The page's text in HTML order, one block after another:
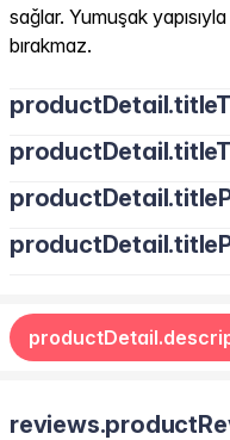
sağlar. Yumuşak
bırakmaz.